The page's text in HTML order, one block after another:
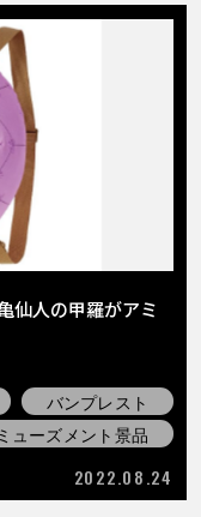
仙人の甲羅がアミ
バンプレスト
ューズメント景品
2022.08.24